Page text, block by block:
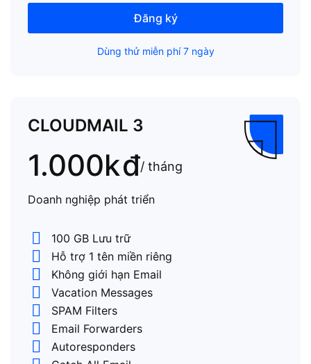
Đăng ký
Dùng thử miễn phí 7 ngày
CLOUDMAIL 3
1.000kđ/ tháng
Doanh nghiệp phát triển
100 GB Lưu trữ
Hỗ trợ 1 tên miền riêng
Không giới hạn Email
Vacation Messages
SPAM Filters
Email Forwarders
Autoresponders